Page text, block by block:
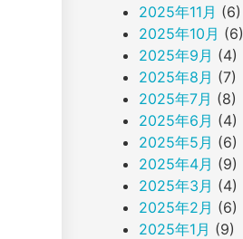
2025年11月 (6)
2025年10月 (6)
2025年9月 (4)
2025年8月 (7)
2025年7月 (8)
2025年6月 (4)
2025年5月 (6)
2025年4月 (9)
2025年3月 (4)
2025年2月 (6)
2025年1月 (9)